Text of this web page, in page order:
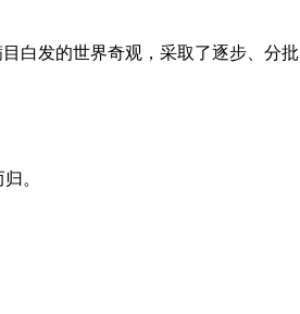
白发的世界奇观，采取了逐步、分
。